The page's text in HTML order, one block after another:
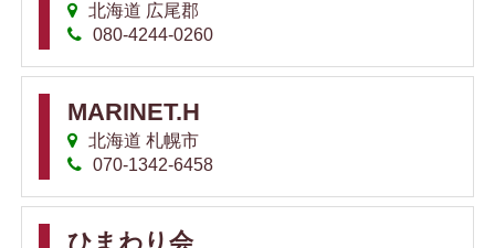
北海道 広尾郡
080-4244-0260
MARINET.H
北海道 札幌市
070-1342-6458
ひまわり会